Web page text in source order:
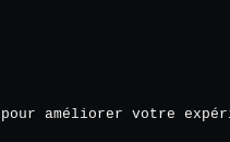
améliorer votre